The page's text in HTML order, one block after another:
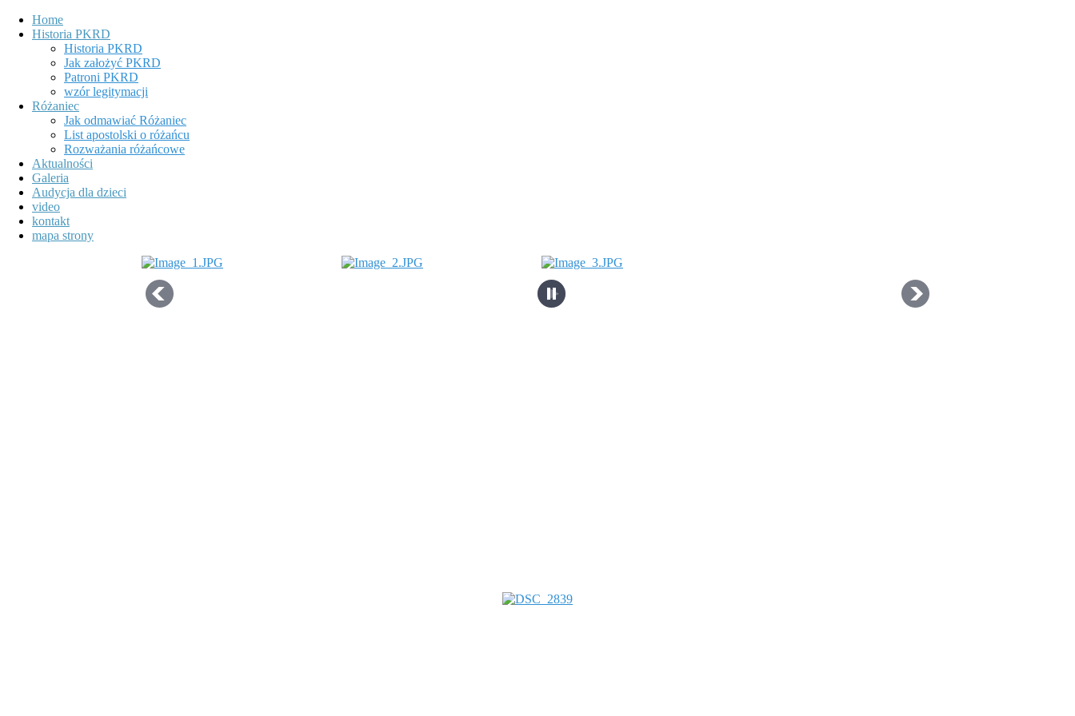
Home
Historia PKRD
Historia PKRD
Jak założyć PKRD
Patroni PKRD
wzór legitymacji
Różaniec
Jak odmawiać Różaniec
List apostolski o różańcu
Rozważania różańcowe
Aktualności
Galeria
Audycja dla dzieci
video
kontakt
mapa strony